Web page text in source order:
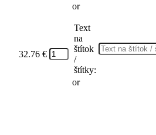
or
32.76 €
Text
na
štítok
/
štítky:
or